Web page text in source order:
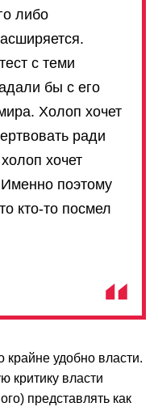
либо
с теми
бы с его
Холоп хочет
ради
хочет
Именно поэтому
кто-то посмел
крайне удобно власти.
критику власти
представлять как